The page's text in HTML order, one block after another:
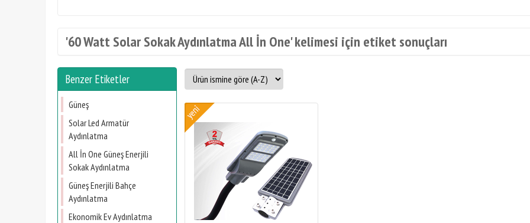
'60 Watt Solar Sokak Aydınlatma All İn One' kelimesi için etiket sonuçları
Benzer Etiketler
Güneş
Solar Led Armatür
Aydınlatma
All İn One Güneş Enerjili
Sokak Aydınlatma
Güneş Enerjili Bahçe
Aydınlatma
Ekonomik Ev Aydınlatma